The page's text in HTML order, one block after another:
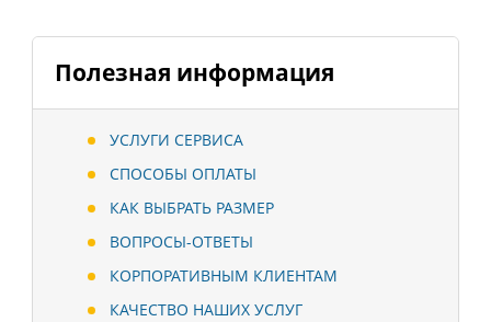
Полезная информация
УСЛУГИ СЕРВИСА
СПОСОБЫ ОПЛАТЫ
КАК ВЫБРАТЬ РАЗМЕР
ВОПРОСЫ-ОТВЕТЫ
КОРПОРАТИВНЫМ КЛИЕНТАМ
КАЧЕСТВО НАШИХ УСЛУГ